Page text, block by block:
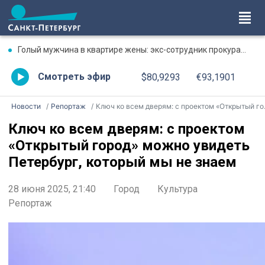
Голый мужчина в квартире жены: экс-сотрудник прокуратуры рассказал, почему совершил убийство
Смотреть эфир $80,9293 €93,1901
Новости Репортаж Ключ ко всем дверям: с проектом «Открытый город» можно увидеть Петербург, который мы не знаем
Ключ ко всем дверям: с проектом
«Открытый город» можно увидеть
Петербург, который мы не знаем
28 июня 2025, 21:40 Город
Культура
Репортаж